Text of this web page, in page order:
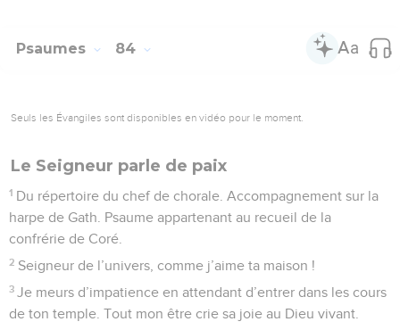
Psaumes 84
Seuls les Évangiles sont disponibles en vidéo pour le moment.
Le Seigneur parle de paix
1 Du répertoire du chef de chorale. Accompagnement sur la
harpe de Gath. Psaume appartenant au recueil de la
confrérie de Coré.
2 Seigneur de l’univers, comme j’aime ta maison !
3 Je meurs d’impatience en attendant d’entrer dans les cours
de ton temple. Tout mon être crie sa joie au Dieu vivant.